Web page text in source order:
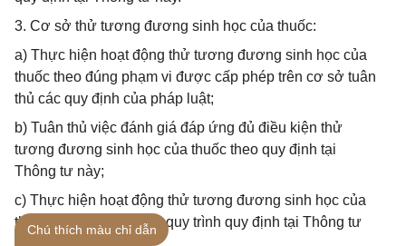
3. Cơ sở thử tương đương sinh học của thuốc:
a) Thực hiện hoạt động thử tương đương sinh học của
thuốc theo đúng phạm vi được cấp phép trên cơ sở tuân
thủ các quy định của pháp luật;
b) Tuân thủ việc đánh giá đáp ứng đủ điều kiện thử
tương đương sinh học của thuốc theo quy định tại
Thông tư này;
c) Thực hiện hoạt động thử tương đương sinh học của
thuốc theo đúng hồ sơ, quy trình quy định tại Thông tư
Chú thích màu chỉ dẫn